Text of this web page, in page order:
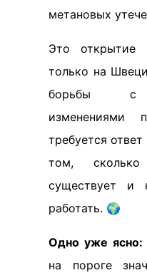
метановых
Это открытие
только на
борьбы с
требуется
том, сколько
существует
работать. 🌍
Одно уже ясно:
на пороге